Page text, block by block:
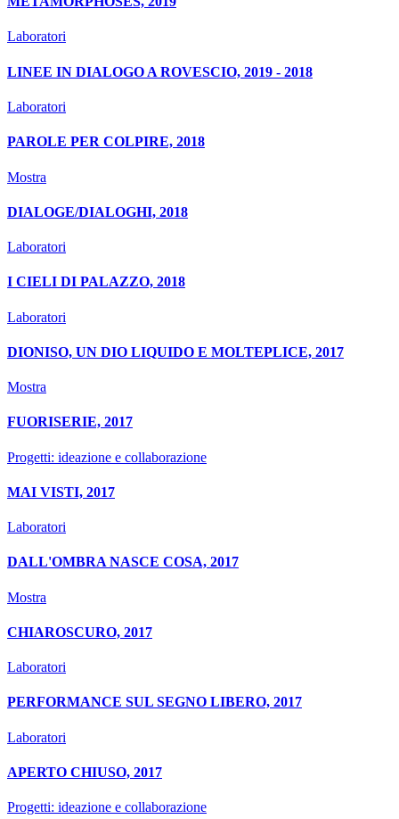
Laboratori
LINEE IN DIALOGO A ROVESCIO, 2019 - 2018
Laboratori
PAROLE PER COLPIRE, 2018
Mostra
DIALOGE/DIALOGHI, 2018
Laboratori
I CIELI DI PALAZZO, 2018
Laboratori
DIONISO, UN DIO LIQUIDO E MOLTEPLICE, 2017
Mostra
FUORISERIE, 2017
Progetti: ideazione e collaborazione
MAI VISTI, 2017
Laboratori
DALL'OMBRA NASCE COSA, 2017
Mostra
CHIAROSCURO, 2017
Laboratori
PERFORMANCE SUL SEGNO LIBERO, 2017
Laboratori
APERTO CHIUSO, 2017
Progetti: ideazione e collaborazione